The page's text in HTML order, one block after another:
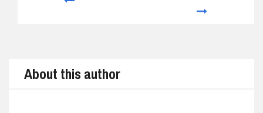
About this author